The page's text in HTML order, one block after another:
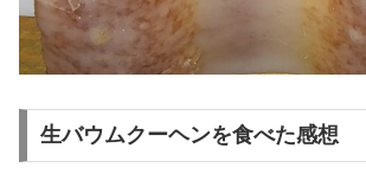
生バウムクーヘンを食べた感想